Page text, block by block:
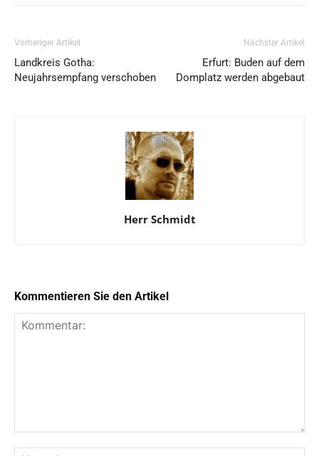
Vorheriger Artikel
Landkreis Gotha:
Neujahrsempfang verschoben
Nächster Artikel
Erfurt: Buden auf dem
Domplatz werden abgebaut
Herr Schmidt
Kommentieren Sie den Artikel